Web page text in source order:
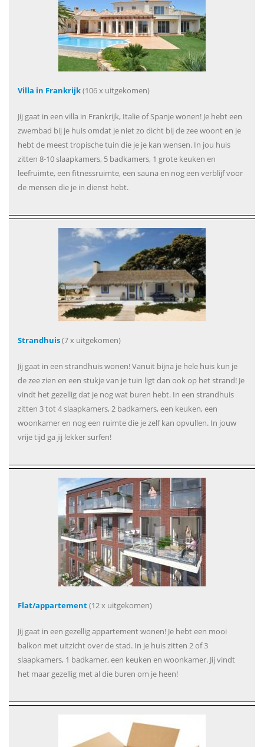
Villa in Frankrijk(106 x uitgekomen)
Jij gaat in een villa in Frankrijk, Italie of Spanje wonen! Je hebt een
zwembad bij je huis omdat je niet zo dicht bij de zee woont en je
hebt de meest tropische tuin die je je kan wensen. In jou huis
zitten 8-10 slaapkamers, 5 badkamers, 1 grote keuken en
leefruimte, een fitnessruimte, een sauna en nog een verblijf voor
de mensen die je in dienst hebt.
Strandhuis(7 x uitgekomen)
Jij gaat in een strandhuis wonen! Vanuit bijna je hele huis kun je
de zee zien en een stukje van je tuin ligt dan ook op het strand! Je
vindt het gezellig dat je nog wat buren hebt. In een strandhuis
zitten 3 tot 4 slaapkamers, 2 badkamers, een keuken, een
woonkamer en nog een ruimte die je zelf kan opvullen. In jouw
vrije tijd ga jij lekker surfen!
Flat/appartement(12 x uitgekomen)
Jij gaat in een gezellig appartement wonen! Je hebt een mooi
balkon met uitzicht over de stad. In je huis zitten 2 of 3
slaapkamers, 1 badkamer, een keuken en woonkamer. Jij vindt
het maar gezellig met al die buren om je heen!